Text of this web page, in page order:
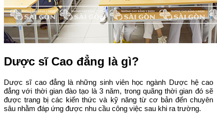
Dược sĩ Cao đẳng là gì?
Dược sĩ cao đẳng là những sinh viên học ngành Dược hệ cao
đẳng với thời gian đào tạo là 3 năm, trong quãng thời gian đó sẽ
được trang bị các kiến thức và kỹ năng từ cơ bản đến chuyên
sâu nhằm đáp ứng được nhu cầu công việc sau khi ra trường.